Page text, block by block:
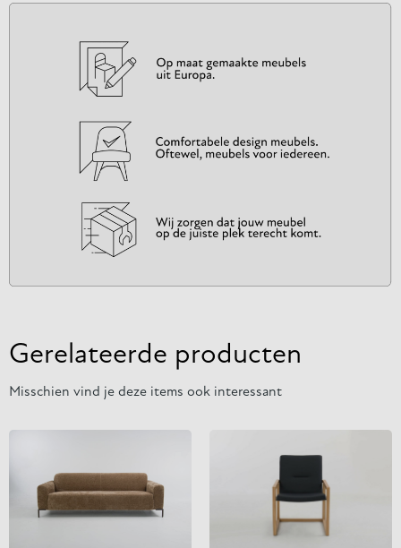
Gerelateerde producten
Misschien vind je deze items ook interessant